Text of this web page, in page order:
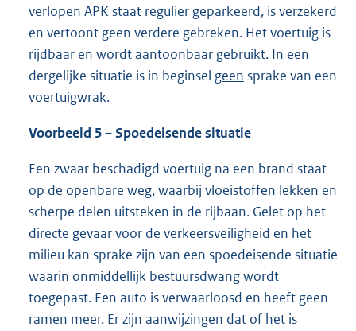
verlopen APK staat regulier geparkeerd, is verzekerd
en vertoont geen verdere gebreken. Het voertuig is
rijdbaar en wordt aantoonbaar gebruikt. In een
dergelijke situatie is in beginsel geen sprake van een
voertuigwrak.
Voorbeeld 5 – Spoedeisende situatie
Een zwaar beschadigd voertuig na een brand staat
op de openbare weg, waarbij vloeistoffen lekken en
scherpe delen uitsteken in de rijbaan. Gelet op het
directe gevaar voor de verkeersveiligheid en het
milieu kan sprake zijn van een spoedeisende situatie
waarin onmiddellijk bestuursdwang wordt
toegepast. Een auto is verwaarloosd en heeft geen
ramen meer. Er zijn aanwijzingen dat of het is